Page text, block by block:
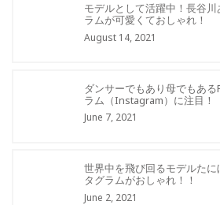
モデルとして活躍中！長谷
ラムが可愛くておしゃれ！
August 14, 2021
ダンサーでもあり母でもあ
ラム（Instagram）に注目！
June 7, 2021
世界中を飛び回るモデルた
タグラムがおしゃれ！！
June 2, 2021